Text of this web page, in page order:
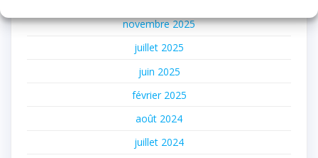
novembre 2025
juillet 2025
juin 2025
février 2025
août 2024
juillet 2024